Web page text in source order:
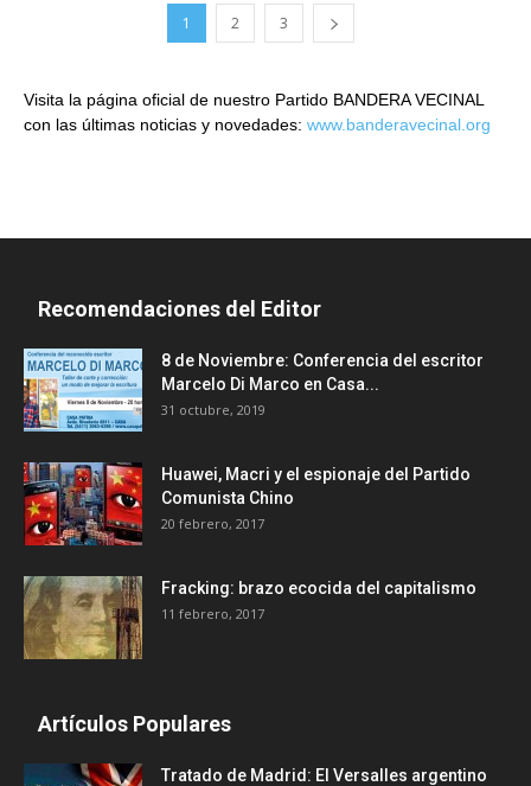
1 2 3
Visita la página oficial de nuestro Partido BANDERA VECINAL
con las últimas noticias y novedades: www.banderavecinal.org
Recomendaciones del Editor
8 de Noviembre: Conferencia del escritor
Marcelo Di Marco en Casa...
31 octubre, 2019
Huawei, Macri y el espionaje del Partido
Comunista Chino
20 febrero, 2017
Fracking: brazo ecocida del capitalismo
11 febrero, 2017
Artículos Populares
Tratado de Madrid: El Versalles argentino